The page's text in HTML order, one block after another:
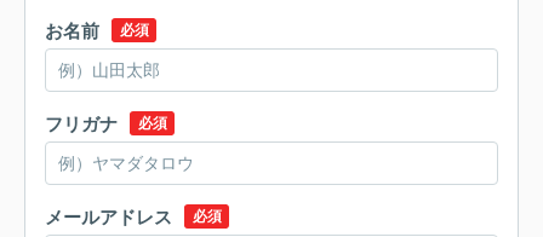
お名前 必須
フリガナ 必須
メールアドレス 必須